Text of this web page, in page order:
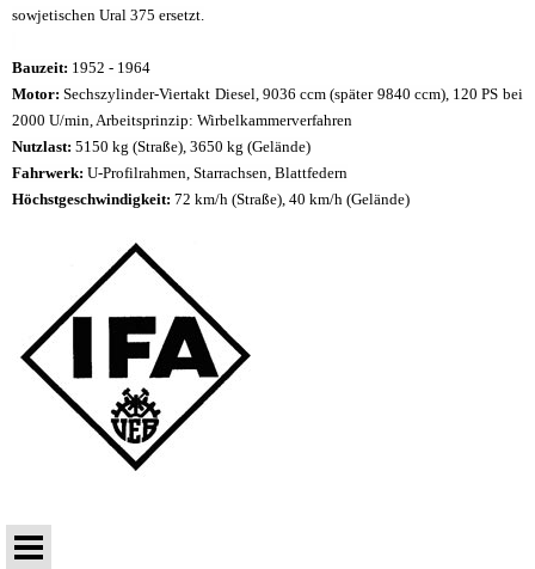
sowjetischen Ural 375 ersetzt.
Bauzeit: 1952 - 1964
Motor: Sechszylinder-Viertakt Diesel, 9036 ccm (später 9840 ccm), 120 PS bei
2000 U/min, Arbeitsprinzip: Wirbelkammerverfahren
Nutzlast: 5150 kg (Straße), 3650 kg (Gelände)
Fahrwerk: U-Profilrahmen, Starrachsen, Blattfedern
Höchstgeschwindigkeit: 72 km/h (Straße), 40 km/h (Gelände)